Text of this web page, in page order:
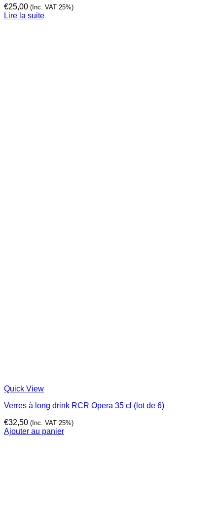
€25,00 (Inc. VAT 25%)
Lire la suite
Quick View
Verres à long drink RCR Opera 35 cl (lot de 6)
€32,50 (Inc. VAT 25%)
Ajouter au panier